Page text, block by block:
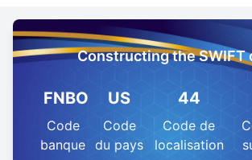
Constructing the SWIFT
FNBO
Code
banque
US
Code
du pays
44
Code de
localisation